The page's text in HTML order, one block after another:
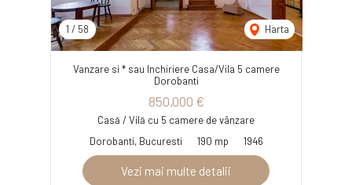
1 / 58 Harta
Vanzare si * sau Inchiriere Casa/Vila 5 camere
Dorobanti
850,000 €
Casă / Vilă cu 5 camere de vânzare
Dorobanti, Bucuresti
190 mp 1946
Vezi mai multe detalii